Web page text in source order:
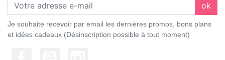
ok
Je souhaite recevoir par email les dernières promos, bons plans
et idées cadeaux (Désinscription possible à tout moment)